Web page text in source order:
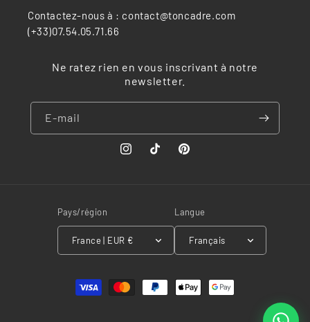
Contactez-nous à : contact@toncadre.com
(+33)07.54.05.71.66
Ne ratez rien en vous inscrivant à notre
newsletter.
E-mail
InstagramTikTok Pinterest
Pays/région
France | EUR €
Langue
Français
de